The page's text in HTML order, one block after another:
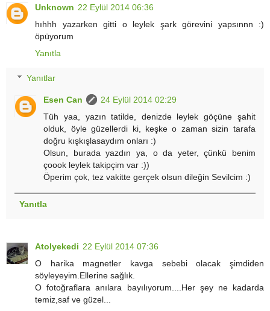
Unknown 22 Eylül 2014 06:36
hıhhh yazarken gitti o leylek şark görevini yapsınnn :)
öpüyorum
Yanıtla
Yanıtlar
Esen Can
24 Eylül 2014 02:29
Tüh yaa, yazın tatilde, denizde leylek göçüne şahit
olduk, öyle güzellerdi ki, keşke o zaman sizin tarafa
doğru kışkışlasaydım onları :)
Olsun, burada yazdın ya, o da yeter, çünkü benim
çoook leylek takipçim var :))
Öperim çok, tez vakitte gerçek olsun dileğin Sevilcim :)
Yanıtla
Atolyekedi 22 Eylül 2014 07:36
O harika magnetler kavga sebebi olacak şimdiden
söyleyeyim.Ellerine sağlık.
O fotoğraflara anılara bayılıyorum....Her şey ne kadarda
temiz,saf ve güzel...